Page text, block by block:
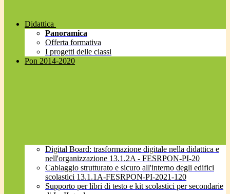
Didattica
Panoramica
Offerta formativa
I progetti delle classi
Pon 2014-2020
Digital Board: trasformazione digitale nella didattica e
nell'organizzazione 13.1.2A - FESRPON-PI-20
Cablaggio strutturato e sicuro all'interno degli edifici
scolastici 13.1.1A-FESRPON-PI-2021-120
Supporto per libri di testo e kit scolastici per secondarie